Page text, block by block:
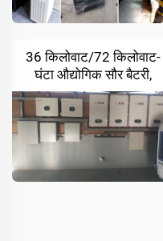
36 किलोवाट/72 किलोवाट-
घंटा औद्योगिक सौर बैटरी,
फिलीपींस में एक लॉजिस्टिक्स
सुविधा के लिए